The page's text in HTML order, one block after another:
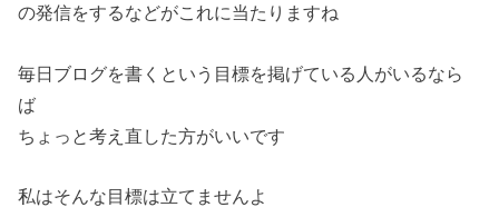
の発信をするなどがこれに当たりますね
毎日ブログを書くという目標を掲げている人がいるなら
ば
ちょっと考え直した方がいいです
私はそんな目標は立てませんよ